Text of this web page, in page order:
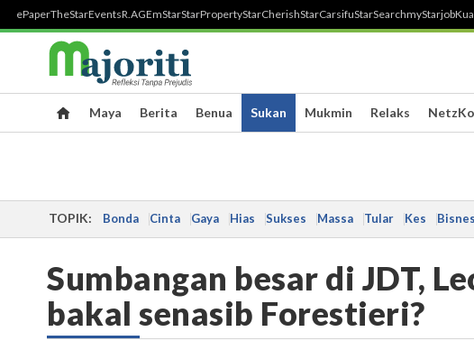
ePaperTheStarEventsR.AGEmStarStarPropertyStarCherishStarCarsifuStarSearchmyStarjob
Maya Berita Benua Sukan Mukmin Relaks
TOPIK: Bonda Cinta Gaya Hias Sukses Massa Tular Kes Bisnes
Sumbangan besar di JDT,
bakal senasib Forestieri?